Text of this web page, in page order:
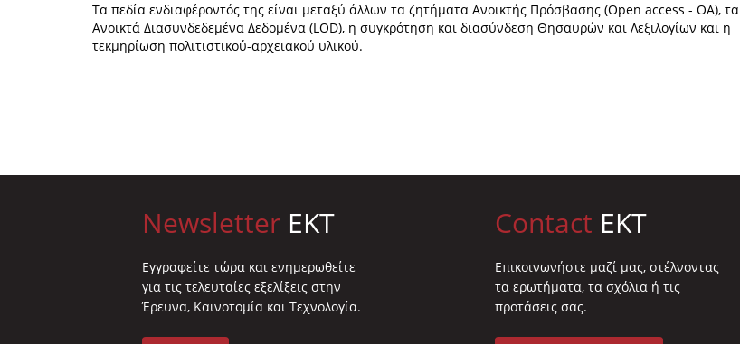
Τα πεδία ενδιαφέροντός της είναι μεταξύ άλλων τα ζητήματα Ανοικτής Πρόσβασης (Open access - ΟΑ), τα
Ανοικτά Διασυνδεδεμένα Δεδομένα (LOD), η συγκρότηση και διασύνδεση Θησαυρών και Λεξιλογίων και η
τεκμηρίωση πολιτιστικού-αρχειακού υλικού.
Newsletter EKT
Eγγραφείτε τώρα και ενημερωθείτε
για τις τελευταίες εξελίξεις στην
Έρευνα, Καινοτομία και Τεχνολογία.
Contact EKT
Επικοινωνήστε μαζί μας, στέλνοντας
τα ερωτήματα, τα σχόλια ή τις
προτάσεις σας.